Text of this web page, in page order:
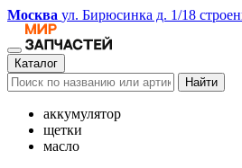
Москва ул. Бирюсинка д. 1/18
Каталог
Найти
аккумулятор
щетки
масло